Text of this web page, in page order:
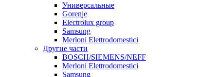
Универсальные
Gorenje
Electrolux group
Samsung
Merloni Elettrodomestici
Другие части
BOSCH/SIEMENS/NEFF
Merloni Elettrodomestici
Samsung